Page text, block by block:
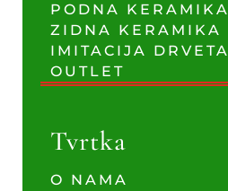
PODNA KERAMIKA
ZIDNA KERAMIKA
IMITACIJA DRVETA
OUTLET
Tvrtka
O NAMA